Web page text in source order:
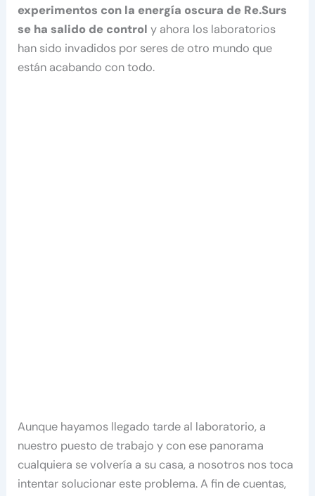
experimentos con la energía oscura de Re.Surs
se ha salido de control y ahora los laboratorios
han sido invadidos por seres de otro mundo que
están acabando con todo.
Aunque hayamos llegado tarde al laboratorio, a
nuestro puesto de trabajo y con ese panorama
cualquiera se volvería a su casa, a nosotros nos toca
intentar solucionar este problema. A fin de cuentas,